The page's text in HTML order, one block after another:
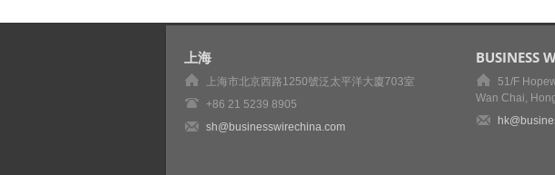
上海
上海市北京西路1250號泛太平洋大廈703室
+86 21 5239 8905
sh@businesswirechina.com
BUSINESS
51/F
Wan Chai,